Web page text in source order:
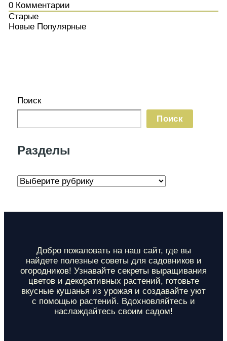
0 Комментарии
Старые
Новые Популярные
Поиск
Поиск
Разделы
Р
з
л
Добро пожаловать на наш сайт, где вы
найдете полезные советы для садовников и
огородников! Узнавайте секреты выращивания
цветов и декоративных растений, готовьте
вкусные кушанья из урожая и создавайте уют
с помощью растений. Вдохновляйтесь и
наслаждайтесь своим садом!